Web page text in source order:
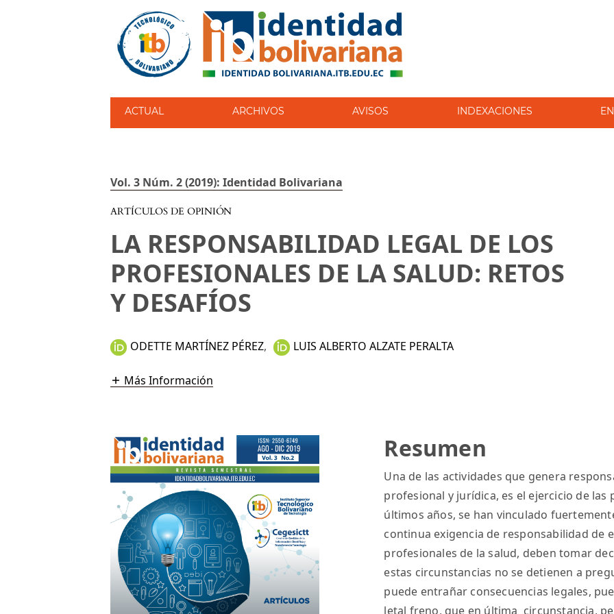
ACTUAL ARCHIVOS AVISOS INDEXACIONES
Vol. 3 Núm. 2 (2019): Identidad Bolivariana
ARTÍCULOS DE OPINIÓN
LA RESPONSABILIDAD LEGAL DE LOS
PROFESIONALES DE LA SALUD: RETOS
Y DESAFÍOS
ODETTE MARTÍNEZ PÉREZ, LUIS ALBERTO ALZATE PERALTA
Más Información
Resumen
Una de las actividades que genera
profesional y jurídica, es el ejercicio de las
últimos años, se han vinculado
continua exigencia de responsabilidad de
profesionales de la salud, deben tomar
estas circunstancias no se detienen a
puede entrañar consecuencias legales,
letal freno, que en última circunstancia,